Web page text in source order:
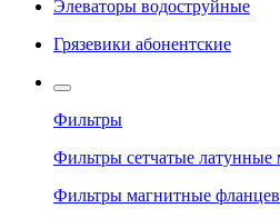
Элеваторы водоструйные
Грязевики абонентские
Фильтры
Фильтры сетчатые латунные
Фильтры магнитные